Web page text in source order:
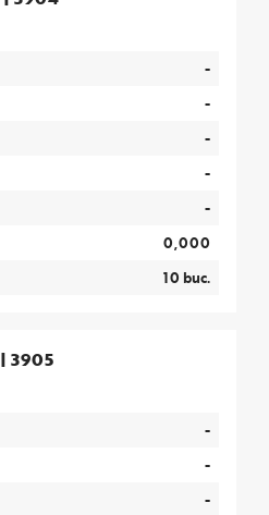
-
-
-
-
-
0,000
10 buc.
| 3905
-
-
-